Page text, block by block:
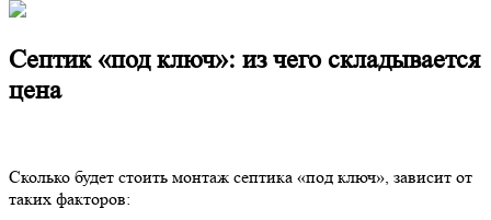
Септик «под ключ»: из чего складывается
цена
Сколько будет стоить монтаж септика «под ключ», зависит от
таких факторов: